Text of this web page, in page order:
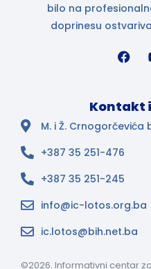
bilo na
doprinesu
Kontakt
M. i Ž. Crnogorčevića
+387 35 251-476
+387 35 251-245
info@ic-lotos.org.ba
ic.lotos@bih.net.ba
©2026. Informativni centar